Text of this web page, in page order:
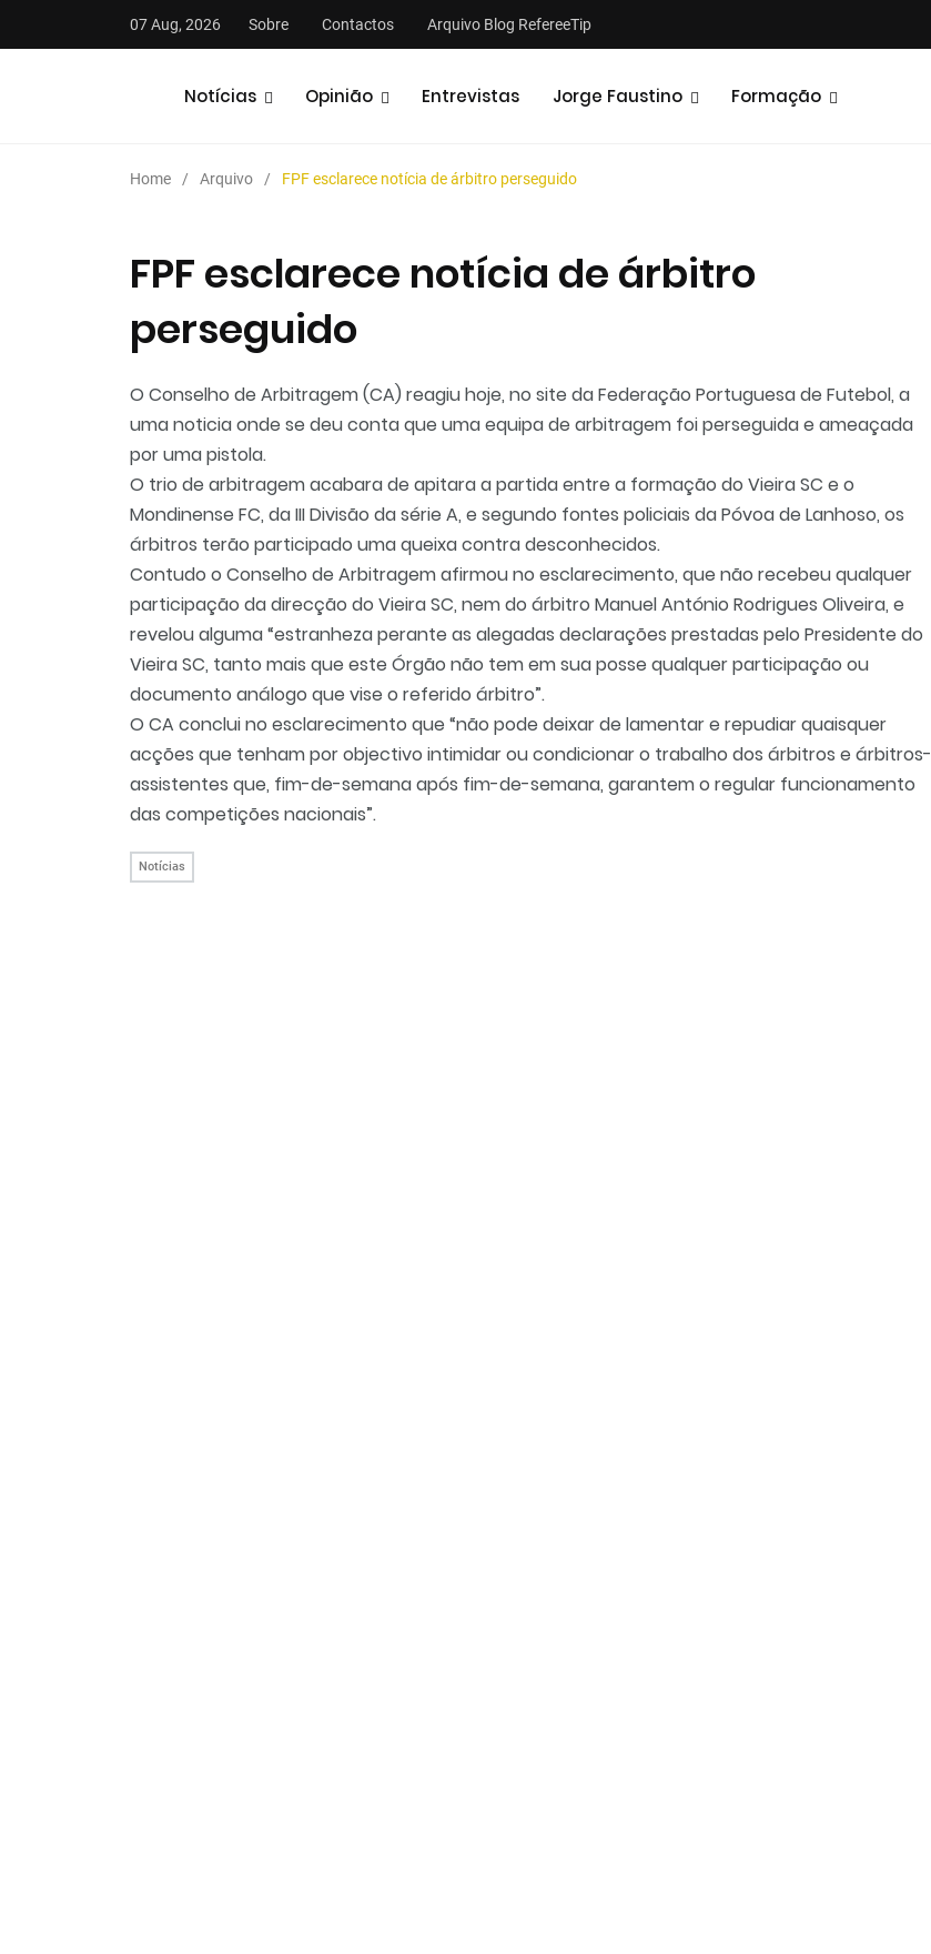
07 Aug, 2026 Sobre Contactos Arquivo Blog RefereeTip
Notícias Opinião Entrevistas Jorge Faustino Formação
Home Arquivo FPF esclarece notícia de árbitro perseguido
FPF esclarece notícia de árbitro
perseguido
O Conselho de Arbitragem (CA) reagiu hoje, no site da Federação Portuguesa de Futebol, a
uma noticia onde se deu conta que uma equipa de arbitragem foi perseguida e ameaçada
por uma pistola.
O trio de arbitragem acabara de apitara a partida entre a formação do Vieira SC e o
Mondinense FC, da III Divisão da série A, e segundo fontes policiais da Póvoa de Lanhoso, os
árbitros terão participado uma queixa contra desconhecidos.
Contudo o Conselho de Arbitragem afirmou no esclarecimento, que não recebeu qualquer
participação da direcção do Vieira SC, nem do árbitro Manuel António Rodrigues Oliveira, e
revelou alguma “estranheza perante as alegadas declarações prestadas pelo Presidente do
Vieira SC, tanto mais que este Órgão não tem em sua posse qualquer participação ou
documento análogo que vise o referido árbitro”.
O CA conclui no esclarecimento que “não pode deixar de lamentar e repudiar quaisquer
acções que tenham por objectivo intimidar ou condicionar o trabalho dos árbitros e árbitros-
assistentes que, fim-de-semana após fim-de-semana, garantem o regular funcionamento
das competições nacionais”.
Notícias
Podcasts